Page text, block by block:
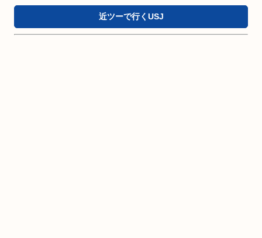
近ツーで行くUSJ